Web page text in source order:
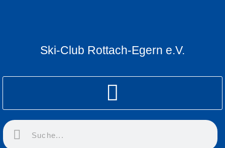
Ski-Club Rottach-Egern e.V.